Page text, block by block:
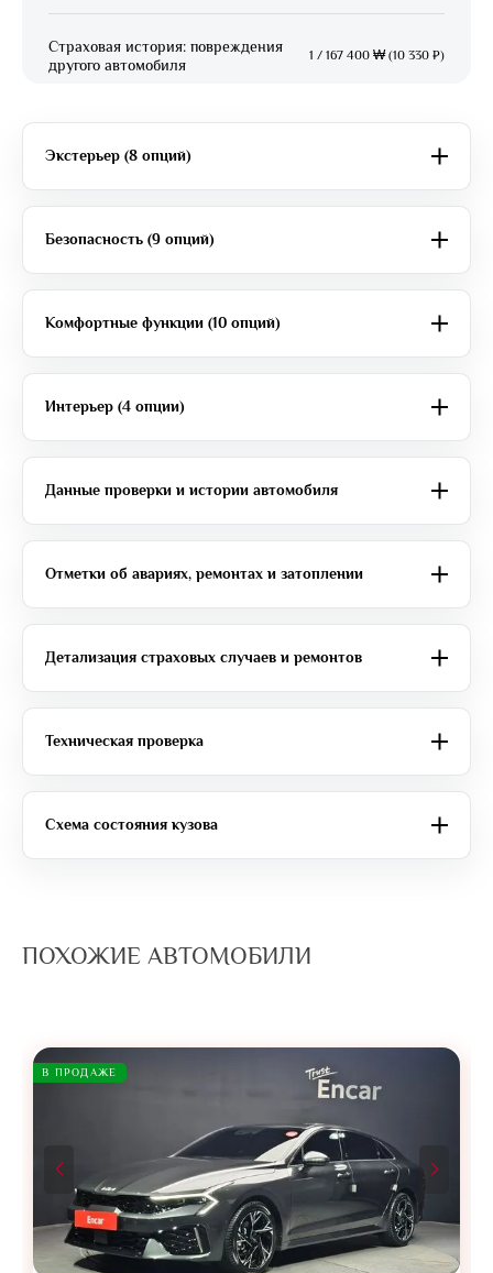
Страховая история: повреждения
другого автомобиля
1 / 167 400 ₩ (10 330 ₽)
Экстерьер (8 опций)
Безопасность (9 опций)
Комфортные функции (10 опций)
Интерьер (4 опции)
Данные проверки и истории автомобиля
Отметки об авариях, ремонтах и затоплении
Детализация страховых случаев и ремонтов
Техническая проверка
Схема состояния кузова
ПОХОЖИЕ АВТОМОБИЛИ
В ПРОДАЖЕ